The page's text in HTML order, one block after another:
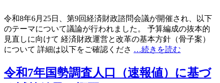
令和8年6月25日、第9回経済財政諮問会議が開催され、以下
のテーマについて議論が行われました。 予算編成の抜本的
見直しに向けて 経済財政運営と改革の基本方針（骨子案）
について 詳細は以下をご確認くださ …続きを読む
令和7年国勢調査人口（速報値）に基づ